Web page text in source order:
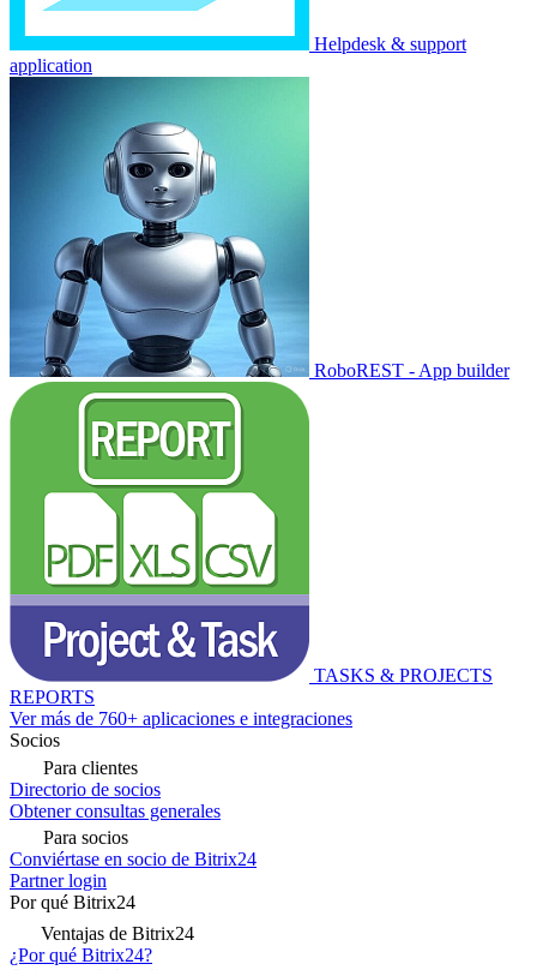
Helpdesk & support
application
RoboREST - App builder
TASKS & PROJECTS
REPORTS
Ver más de 760+ aplicaciones e integraciones
Socios
Para clientes
Directorio de socios
Obtener consultas generales
Para socios
Conviértase en socio de Bitrix24
Partner login
Por qué Bitrix24
Ventajas de Bitrix24
¿Por qué Bitrix24?